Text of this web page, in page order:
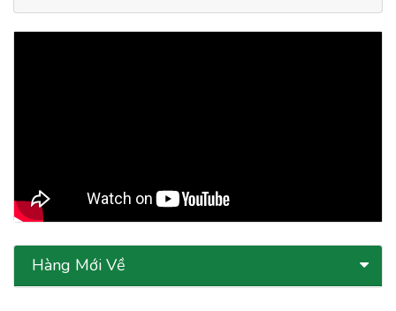
Hàng Mới Về